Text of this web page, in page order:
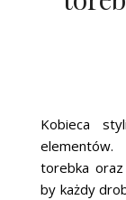
Kobieca
elementów.
torebka
by każdy